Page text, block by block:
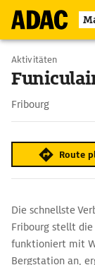
Aktivitäten
Fribourg
Route
Die schnellste
Fribourg stellt die
funktioniert mit
Bergstation an,